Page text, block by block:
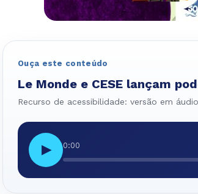
Ouça este conteúdo
Le Monde e CESE lançam
Recurso de acessibilidade: versão em
▶ 0:00